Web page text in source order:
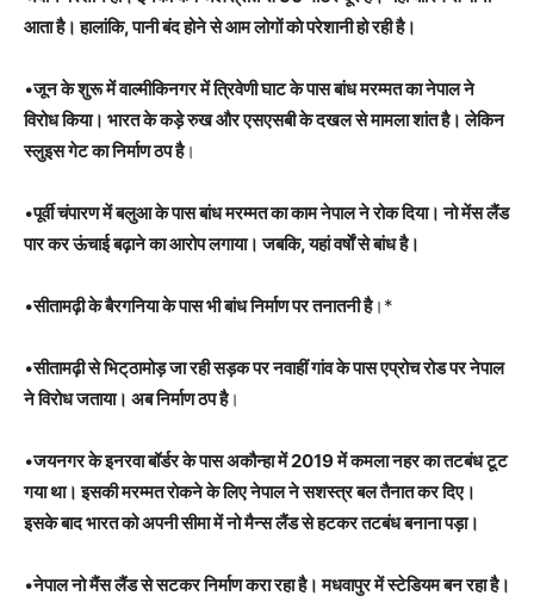
आता है। हालांकि, पानी बंद होने से आम लोगों काे परेशानी हो रही है।
•जून के शुरू में वाल्मीकिनगर में त्रिवेणी घाट के पास बांध मरम्मत का नेपाल ने
विरोध किया। भारत के कड़े रुख और एसएसबी के दखल से मामला शांत है। लेकिन
स्लुइस गेट का निर्माण ठप है।
•पूर्वी चंपारण में बलुआ के पास बांध मरम्मत का काम नेपाल ने रोक दिया। नो मेंस लैंड
पार कर ऊंचाई बढ़ाने का आरोप लगाया। जबकि, यहां वर्षाें से बांध है।
•सीतामढ़ी के बैरगनिया के पास भी बांध निर्माण पर तनातनी है।*
•सीतामढ़ी से भिट्‌ठामोड़ जा रही सड़क पर नवाहीं गांव के पास एप्रोच रोड पर नेपाल
ने विरोध जताया। अब निर्माण ठप है।
•जयनगर के इनरवा बॉर्डर के पास अकौन्हा में 2019 में कमला नहर का तटबंध टूट
गया था। इसकी मरम्मत राेकने के लिए नेपाल ने सशस्त्र बल तैनात कर दिए।
इसके बाद भारत को अपनी सीमा में नो मैन्स लैंड से हटकर तटबंध बनाना पड़ा।
•नेपाल नो मैंस लैंड से सटकर निर्माण करा रहा है। मधवापुर में स्टेडियम बन रहा है।